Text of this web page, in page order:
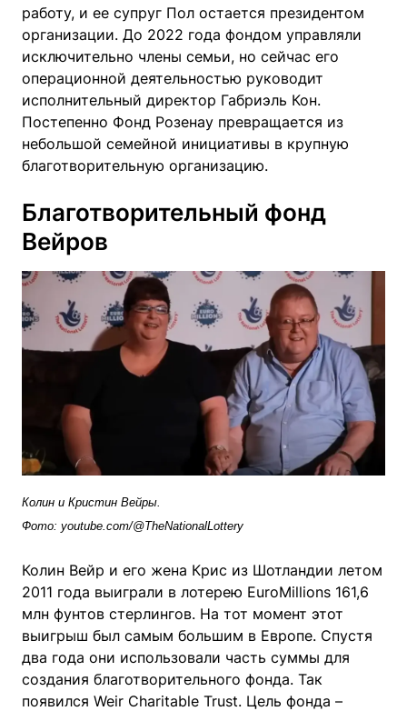
работу, и ее супруг Пол остается президентом
организации. До 2022 года фондом управляли
исключительно члены семьи, но сейчас его
операционной деятельностью руководит
исполнительный директор Габриэль Кон.
Постепенно Фонд Розенау превращается из
небольшой семейной инициативы в крупную
благотворительную организацию.
Благотворительный фонд
Вейров
Колин и Кристин Вейры.
Фото: youtube.com/@TheNationalLottery
Колин Вейр и его жена Крис из Шотландии летом
2011 года выиграли в лотерею EuroMillions 161,6
млн фунтов стерлингов. На тот момент этот
выигрыш был самым большим в Европе. Спустя
два года они использовали часть суммы для
создания благотворительного фонда. Так
появился Weir Charitable Trust. Цель фонда –